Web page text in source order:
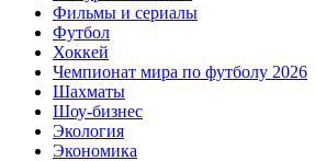
Фильмы и сериалы
Футбол
Хоккей
Чемпионат мира по футболу 2026
Шахматы
Шоу-бизнес
Экология
Экономика